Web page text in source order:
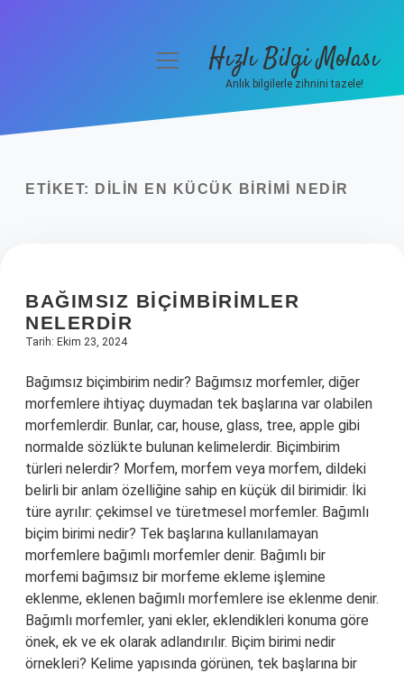
Yasal Uyarı
menüyüHızlı Bilgi Molası
Anlık bilgilerle zihnini tazele!
ETIKET: DILIN EN KÜCÜK BIRIMI NEDIR
BAĞIMSIZ BIÇIMBIRIMLER
NELERDIR
Tarih: Ekim 23, 2024
Bağımsız biçimbirim nedir? Bağımsız morfemler, diğer
morfemlere ihtiyaç duymadan tek başlarına var olabilen
morfemlerdir. Bunlar, car, house, glass, tree, apple gibi
normalde sözlükte bulunan kelimelerdir. Biçimbirim
türleri nelerdir? Morfem, morfem veya morfem, dildeki
belirli bir anlam özelliğine sahip en küçük dil birimidir. İki
türe ayrılır: çekimsel ve türetmesel morfemler. Bağımlı
biçim birimi nedir? Tek başlarına kullanılamayan
morfemlere bağımlı morfemler denir. Bağımlı bir
morfemi bağımsız bir morfeme ekleme işlemine
eklenme, eklenen bağımlı morfemlere ise eklenme denir.
Bağımlı morfemler, yani ekler, eklendikleri konuma göre
önek, ek ve ek olarak adlandırılır. Biçim birimi nedir
örnekleri? Kelime yapısında görünen, tek başlarına bir